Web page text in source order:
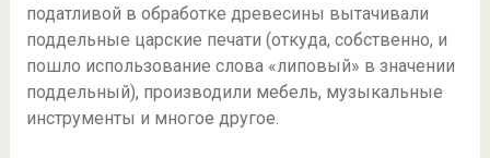
податливой в обработке древесины вытачивали
поддельные царские печати (откуда, собственно, и
пошло использование слова «липовый» в значении
поддельный), производили мебель, музыкальные
инструменты и многое другое.